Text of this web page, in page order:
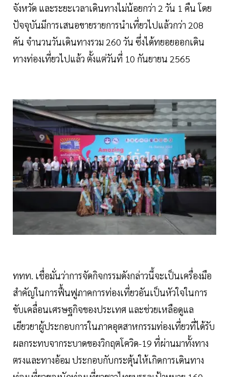
จังหวัด และระยะเวลาเดินทางไม่น้อยกว่า 2 วัน 1 คืน โดย
ปัจจุบันมีการเสนอขายรายการนำเที่ยวไปแล้วกว่า 208
คัน จำนวนวันเดินทางรวม 260 วัน ซึ่งได้ทยอยออกเดิน
ทางท่องเที่ยวไปแล้ว ตั้งแต่วันที่ 10 กันยายน 2565
ททท. เชื่อมั่นว่าการจัดกิจกรรมดังกล่าวนี้จะเป็นเครื่องมือ
สำคัญในการฟื้นฟูภาคการท่องเที่ยวอันเป็นหัวใจในการ
ขับเคลื่อนเศรษฐกิจของประเทศ และช่วยเหลือดูแล
เยียวยาผู้ประกอบการในภาคอุตสาหกรรมท่องเที่ยวที่ได้รับ
ผลกระทบจากระบาดของวิกฤตโควิด-19 ที่ผ่านมาทั้งทาง
ตรงและทางอ้อม ประกอบกับกระตุ้นให้เกิดการเดินทาง